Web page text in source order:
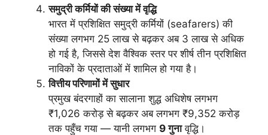
समुद्री कर्मियों की संख्या में वृद्धि
भारत में प्रशिक्षित समुद्री कर्मियों (seafarers) की
संख्या लगभग 25 लाख से बढ़कर अब 3 लाख से अधिक
हो गई है, जिससे देश वैश्विक स्तर पर शीर्ष तीन प्रशिक्षित
नाविकों के प्रदाताओं में शामिल हो गया है।
वित्तीय परिणामों में सुधार
प्रमुख बंदरगाहों का सालाना शुद्ध अधिशेष लगभग
₹1,026 करोड़ से बढ़कर अब लगभग ₹9,352 करोड़
तक पहुँच गया — यानी लगभग 9 गुनावृद्धि।